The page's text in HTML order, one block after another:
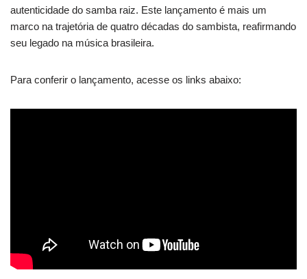
autenticidade do samba raiz. Este lançamento é mais um
marco na trajetória de quatro décadas do sambista, reafirmando
seu legado na música brasileira.
Para conferir o lançamento, acesse os links abaixo: